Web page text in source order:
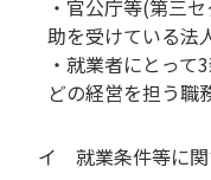
・官公庁等(第三
助を受けている法
・就業者にとっ
どの経営を担う職
イ 就業条件等に関